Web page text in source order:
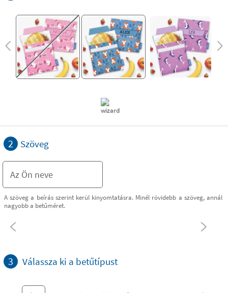
2 Szöveg
A szöveg a beírás szerint kerül kinyomtatásra. Minél rövidebb a szöveg, annál
nagyobb a betűméret.
3 Válassza ki a betűtípust